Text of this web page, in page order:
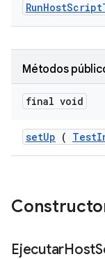
RunHostScript
Métodos
final void
setUp ( Test
EjecutarHost